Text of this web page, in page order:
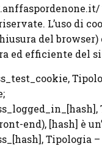
L’uso di
del
ed efficiente del
end), [hash] è
Tipologia